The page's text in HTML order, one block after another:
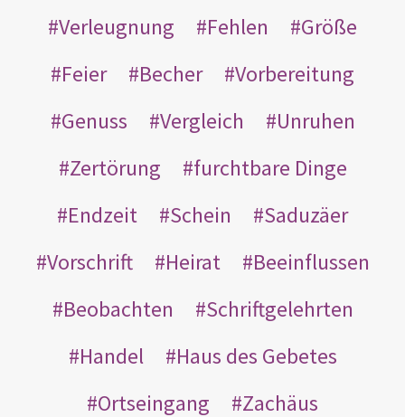
Verleugnung Fehlen
Größe
Feier
Becher
Vorbereitung
Genuss
Vergleich
Unruhen
Zertörung
furchtbare Dinge
Endzeit
Schein
Saduzäer
Vorschrift
Heirat
Beeinflussen
Beobachten
Schriftgelehrten
Handel
Haus des Gebetes
Ortseingang
Zachäus